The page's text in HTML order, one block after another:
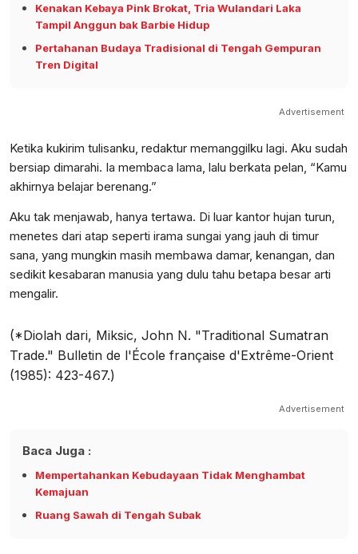
Kenakan Kebaya Pink Brokat, Tria Wulandari Laka
Tampil Anggun bak Barbie Hidup
Pertahanan Budaya Tradisional di Tengah Gempuran
Tren Digital
Advertisement
Ketika kukirim tulisanku, redaktur memanggilku lagi. Aku sudah
bersiap dimarahi. Ia membaca lama, lalu berkata pelan, “Kamu
akhirnya belajar berenang.”
Aku tak menjawab, hanya tertawa. Di luar kantor hujan turun,
menetes dari atap seperti irama sungai yang jauh di timur
sana, yang mungkin masih membawa damar, kenangan, dan
sedikit kesabaran manusia yang dulu tahu betapa besar arti
mengalir.
(*Diolah dari, Miksic, John N. "Traditional Sumatran
Trade." Bulletin de l'École française d'Extrême-Orient
(1985): 423-467.)
Advertisement
Baca Juga :
Mempertahankan Kebudayaan Tidak Menghambat
Kemajuan
Ruang Sawah di Tengah Subak